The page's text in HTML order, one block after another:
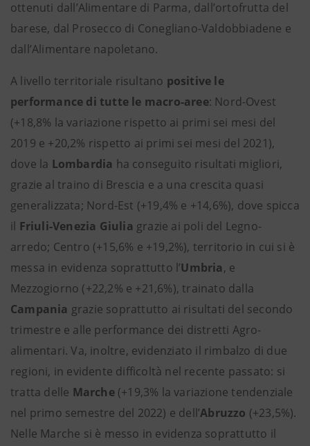
ottenuti dall’Alimentare di Parma, dall’ortofrutta del
barese, dal Prosecco di Conegliano-Valdobbiadene e
dall’Alimentare napoletano.
A livello territoriale risultano positive le
performance di tutte le macro-aree: Nord-Ovest
(+18,8% la variazione rispetto ai primi sei mesi del
2019 e +20,2% rispetto ai primi sei mesi del 2021),
dove la Lombardia ha conseguito risultati migliori,
grazie al traino di Brescia e a una crescita quasi
generalizzata; Nord-Est (+19,4% e +14,6%), dove spicca
il Friuli-Venezia Giulia grazie ai poli del Legno-
arredo; Centro (+15,6% e +19,2%), territorio in cui si è
messa in evidenza soprattutto l’Umbria, e
Mezzogiorno (+22,2% e +21,6%), trainato dalla
Campania grazie soprattutto ai risultati del secondo
trimestre e alle performance dei distretti Agro-
alimentari. Va, inoltre, evidenziato il rimbalzo di due
regioni, in evidente difficoltà nel recente passato: si
tratta delle Marche(+19,3% la variazione tendenziale
nel primo semestre del 2022) e dell’Abruzzo (+23,5%).
Nelle Marche si è messo in evidenza soprattutto il